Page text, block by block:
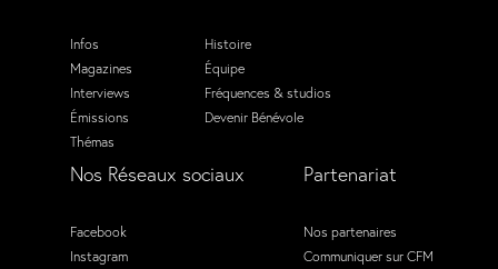
Infos
Magazines
Interviews
Émissions
Thémas
Histoire
Équipe
Fréquences & studios
Devenir Bénévole
Nos Réseaux sociaux
Facebook
Instagram
Partenariat
Nos partenaires
Communiquer sur CFM